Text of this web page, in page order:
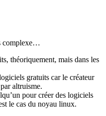
complexe…
théoriquement, mais dans les
gratuits car le créateur
altruisme.
pour créer des logiciels
le cas du noyau linux.